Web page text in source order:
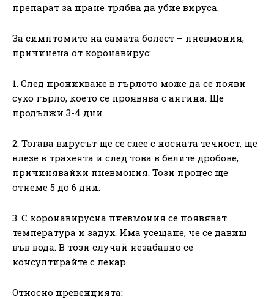
препарат за пране трябва да убие вируса.
За симптомите на самата болест – пневмония,
причинена от коронавирус:
1. След проникване в гърлото може да се появи
сухо гърло, което се проявява с ангина. Ще
продължи 3-4 дни
2. Тогава вирусът ще се слее с носната течност, ще
влезе в трахеята и след това в белите дробове,
причинявайки пневмония. Този процес ще
отнеме 5 до 6 дни.
3. С коронавирусна пневмония се появяват
температура и задух. Има усещане, че се давиш
във вода. В този случай незабавно се
консултирайте с лекар.
Относно превенцията: